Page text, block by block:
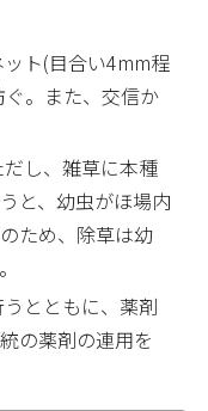
ト(目合い4mm程
。また、交信か
し、雑草に本種
と、幼虫がほ場内
ため、除草は幼
とともに、薬剤
の薬剤の連用を